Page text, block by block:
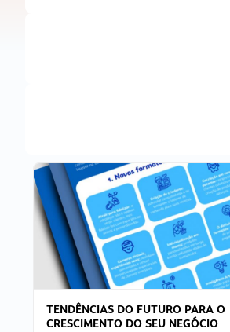
TENDÊNCIAS DO FUTURO PARA O
CRESCIMENTO DO SEU NEGÓCIO